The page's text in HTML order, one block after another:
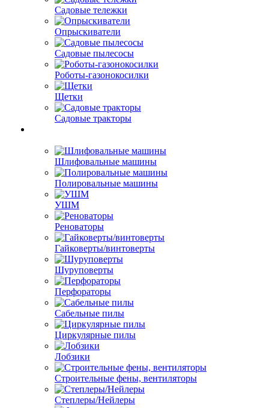
Садовые тележки
Опрыскиватели
Садовые пылесосы
Роботы-газонокосилки
Щетки
Садовые тракторы
Шлифовальные машины
Полировальные машины
УШМ
Реноваторы
Гайковерты/винтоверты
Шуруповерты
Перфораторы
Сабельные пилы
Циркулярные пилы
Лобзики
Строительные фены, вентиляторы
Степлеры/Нейлеры